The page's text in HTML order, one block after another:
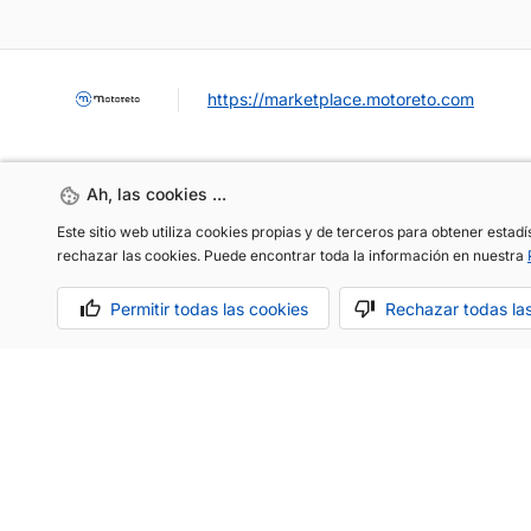
Ah, las cookies ...
Este sitio web utiliza cookies propias y de terceros para obtener
rechazar las cookies. Puede encontrar toda la información en nuestra
Permitir todas las cookies Rechazar todas
Ah, las cookies ...
Este sitio web utiliza cookies propias y de terceros para obtener
rechazar las cookies. Puede encontrar toda la información en nuestra
Permitir todas las cookies Rechazar todas
https://marketplace.motoreto.com
OCASIÓN / KM0 VENDER MI COCHE CONTACTO